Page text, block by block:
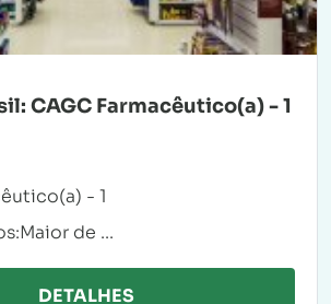
CAGC Farmacêutico(a) - 1
- 1
de ...
DETALHES